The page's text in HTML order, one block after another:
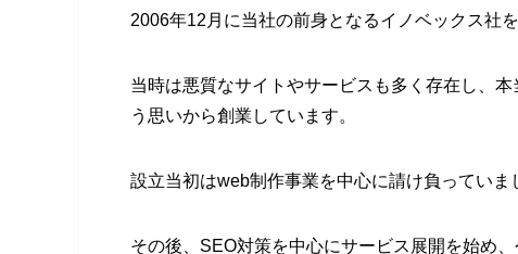
2006年12月に当社の前身となるイノベックス社
当時は悪質なサイトやサービスも多く存在し、
う思いから創業しています。
設立当初はweb制作事業を中心に請け負っていま
その後、SEO対策を中心にサービス展開を始め